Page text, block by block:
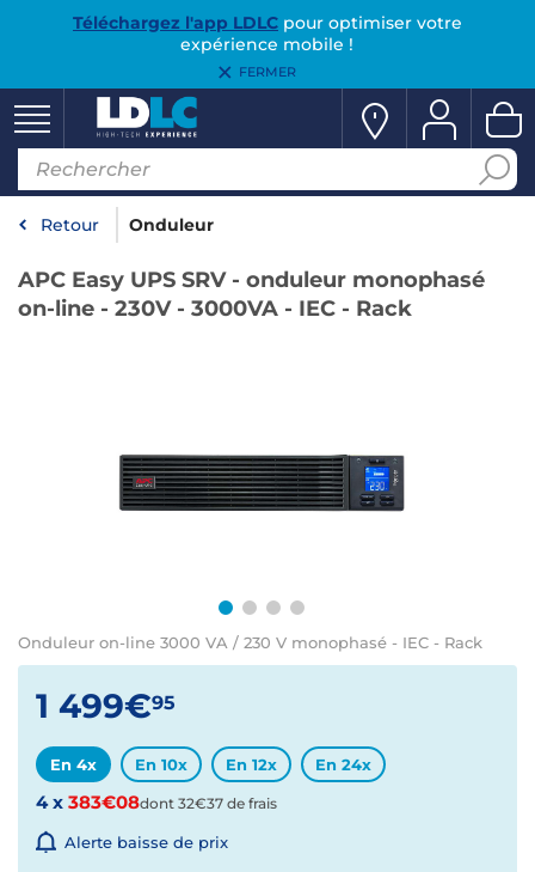
Téléchargez l'app LDLCpour optimiser votre
expérience mobile !
FERMER
Retour Onduleur
APC Easy UPS SRV - onduleur monophasé
on-line - 230V - 3000VA - IEC - Rack
Onduleur on-line 3000 VA / 230 V monophasé - IEC - Rack
1 499€95
En 4x En 10x En 12x En 24x
4 x 383€08dont 32€37 de frais
Alerte baisse de prix